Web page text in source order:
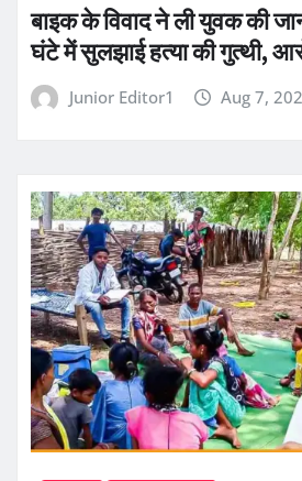
बाइक के विवाद ने ली युवक की
घंटे में सुलझाई हत्या की गुत्थी,
Junior Editor1 Aug 7,